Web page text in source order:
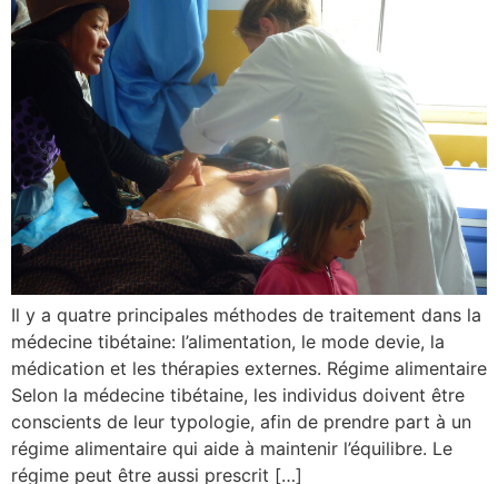
Il y a quatre principales méthodes de traitement dans la
médecine tibétaine: l’alimentation, le mode devie, la
médication et les thérapies externes. Régime alimentaire
Selon la médecine tibétaine, les individus doivent être
conscients de leur typologie, afin de prendre part à un
régime alimentaire qui aide à maintenir l’équilibre. Le
régime peut être aussi prescrit […]